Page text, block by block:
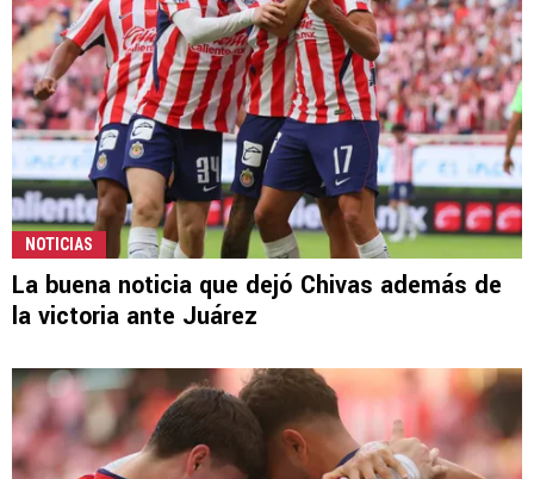
NOTICIAS
La buena noticia que dejó Chivas además de
la victoria ante Juárez